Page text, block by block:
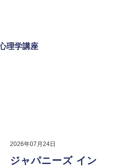
理学講座
2026年07月24日
ジャパニーズ イン